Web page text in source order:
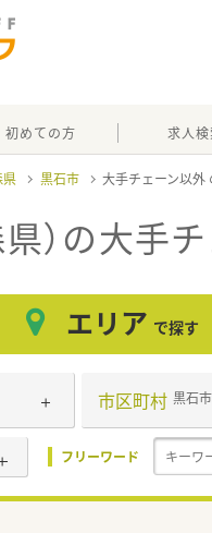
初めての方 求人検
県 黒石市 大手チェーン以外
）の大手
エリア で探す
市区町村 黒石市
フリーワード